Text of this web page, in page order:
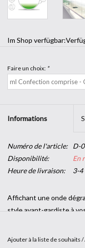
Im Shop verfügbar:
Faire un choix: *
Informations
Numéro de l'article:
D-
Disponibilité:
En
Heure de livraison:
3-4
Affichant une onde
style avant-gardiste à
touche d’intimité tout
Ajouter à la liste de souhaits /